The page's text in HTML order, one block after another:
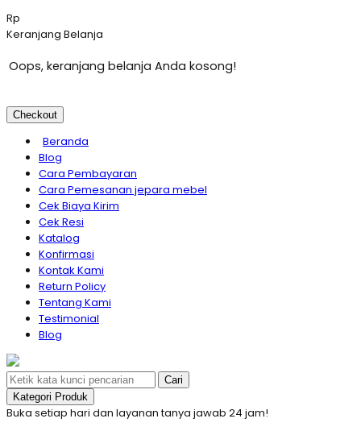
Rp
Keranjang Belanja
Oops, keranjang belanja Anda kosong!
Checkout
Beranda
Blog
Cara Pembayaran
Cara Pemesanan jepara mebel
Cek Biaya Kirim
Cek Resi
Katalog
Konfirmasi
Kontak Kami
Return Policy
Tentang Kami
Testimonial
Blog
Cari
Kategori Produk
Buka setiap hari dan layanan tanya jawab 24 jam!